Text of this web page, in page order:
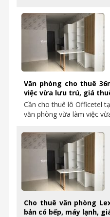
Văn phòng cho thuê
việc vừa lưu trú, giá
Cần cho thuê lô Officetel
văn phòng vừa làm việc
Cho thuê văn phòng
bản có bếp, máy lạnh,